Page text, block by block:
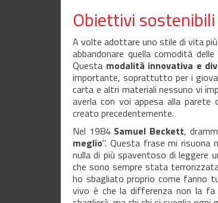
Obiettivi sostenibili
A volte adottare uno stile di vita
abbandonare quella comodità
Questa modalità innovativa e
importante, soprattutto per i
carta e altri materiali nessuno vi
averla con voi appesa alla
creato precedentemente.
Nel 1984 Samuel Beckett,
meglio". Questa frase mi risuona
nulla di più spaventoso di leggere
che sono sempre stata
ho sbagliato proprio come fanno
vivo è che la differenza non la